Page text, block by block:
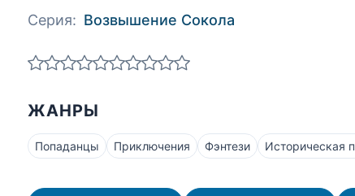
Серия: Возвышение Сокола
ЖАНРЫ
Попаданцы Приключения Фэнтези Историческая